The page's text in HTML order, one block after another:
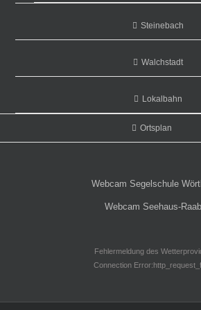
Steinebach
Walchstadt
Lokalbahn
Ortsplan
Webcam Segelschule
Webcam Seehaus-
Fehlermeldung des
Connection